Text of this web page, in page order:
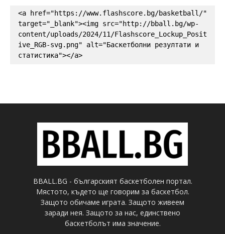
<a href="https://www.flashscore.bg/basketball/"
target="_blank"><img src="http://bball.bg/wp-
content/uploads/2024/11/Flashscore_Lockup_Posit
ive_RGB-svg.png" alt="Баскетболни резултати и
статистика"></a>
BBALL.BG - българският баскетболен портал.
Мястото, където ще говорим за баскетбол.
Защото обичаме играта. Защото живеем
заради нея. Защото за нас, единствено
баскетболът има значение.